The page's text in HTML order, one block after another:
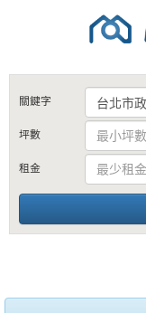
關鍵字
坪數
租金